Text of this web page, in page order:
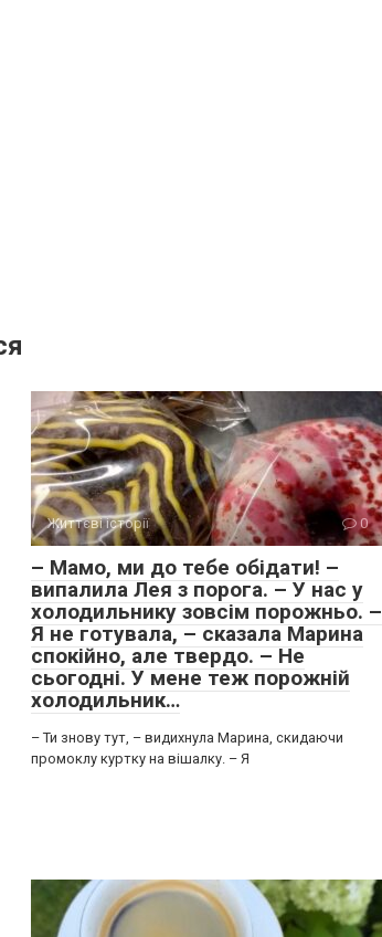
Життєві історії 0
– Мамо, ми до тебе обідати! –
випалила Лея з порога. – У нас у
холодильнику зовсім порожньо. –
Я не готувала, – сказала Марина
спокійно, але твердо. – Не
сьогодні. У мене теж порожній
холодильник…
– Ти знову тут, – видихнула Марина, скидаючи
промоклу куртку на вішалку. – Я